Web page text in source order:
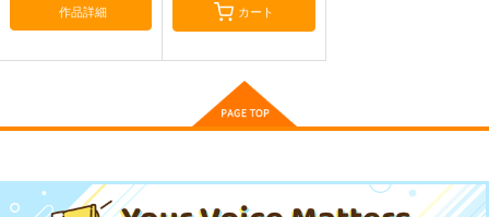
リコリス・リコイル
錦木千束
ホロライブ
がうる・ぐら
作品詳細
原神-アルレッキー
サンプル
原神-フリー
ナ-160x50CM抱き枕
カバー【1209】
サンプル
作品詳細 カート